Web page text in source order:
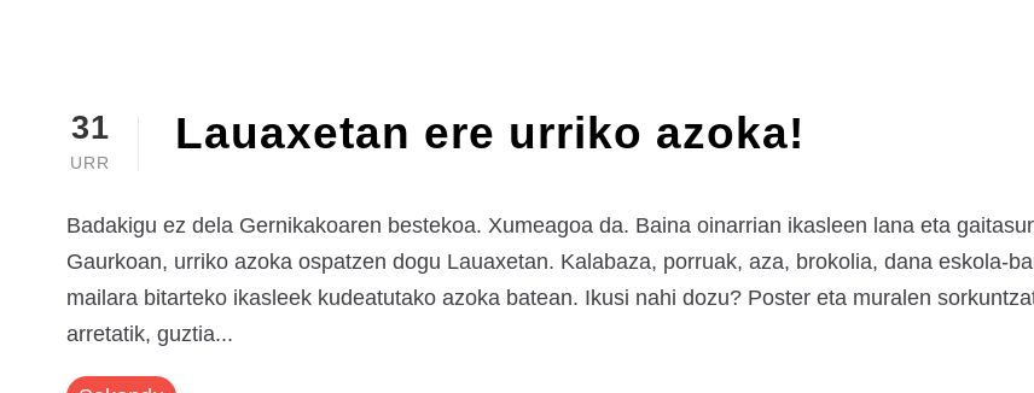
31
URR
Lauaxetan ere urriko azoka!
Badakigu ez dela Gernikakoaren bestekoa. Xumeagoa da. Baina oinarrian ikasleen lana eta
Gaurkoan, urriko azoka ospatzen dogu Lauaxetan. Kalabaza, porruak, aza, brokolia, dana eskola-
mailara bitarteko ikasleek kudeatutako azoka batean. Ikusi nahi dozu? Poster eta muralen
arretatik, guztia...